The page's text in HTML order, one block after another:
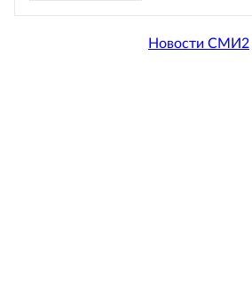
Новости СМИ2